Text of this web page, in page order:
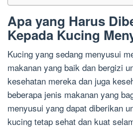
Apa yang Harus
Kepada Kucing
Kucing yang sedang menyusui
makanan yang baik dan bergizi
kesehatan mereka dan juga
beberapa jenis makanan yang
menyusui yang dapat diberikan
kucing tetap sehat dan kuat